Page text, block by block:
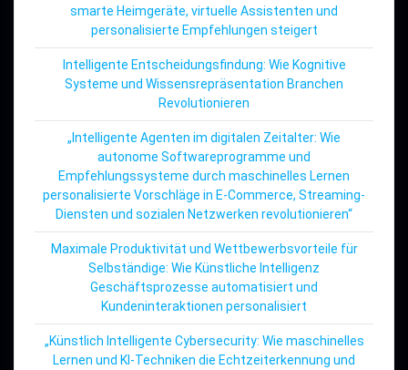
smarte Heimgeräte, virtuelle Assistenten und
personalisierte Empfehlungen steigert
Intelligente Entscheidungsfindung: Wie Kognitive
Systeme und Wissensrepräsentation Branchen
Revolutionieren
„Intelligente Agenten im digitalen Zeitalter: Wie
autonome Softwareprogramme und
Empfehlungssysteme durch maschinelles Lernen
personalisierte Vorschläge in E-Commerce, Streaming-
Diensten und sozialen Netzwerken revolutionieren“
Maximale Produktivität und Wettbewerbsvorteile für
Selbständige: Wie Künstliche Intelligenz
Geschäftsprozesse automatisiert und
Kundeninteraktionen personalisiert
„Künstlich Intelligente Cybersecurity: Wie maschinelles
Lernen und KI-Techniken die Echtzeiterkennung und